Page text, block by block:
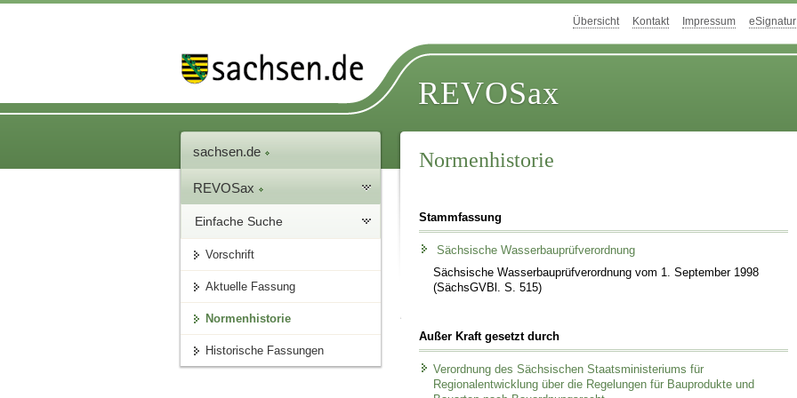
Übersicht Kontakt Impressum eSignatur
REVOSax
sachsen.de
REVOSax
Einfache Suche
Vorschrift
Aktuelle Fassung
Normenhistorie
Historische Fassungen
Normenhistorie
Stammfassung
Sächsische Wasserbauprüfverordnung
Sächsische Wasserbauprüfverordnung vom 1. September 1998
(SächsGVBl. S. 515)
Außer Kraft gesetzt durch
Verordnung des Sächsischen Staatsministeriums für
Regionalentwicklung über die Regelungen für Bauprodukte und